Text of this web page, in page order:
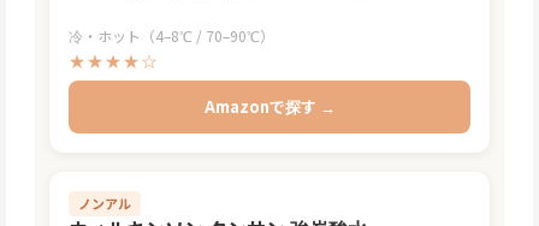
冷・ホット（4–8℃ / 70–90℃）
★★★★☆
Amazonで探す →
ノンアル